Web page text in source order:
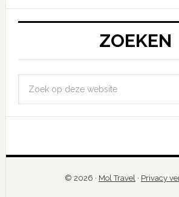
ZOEKEN
© 2026 · Mol Travel · Privacy